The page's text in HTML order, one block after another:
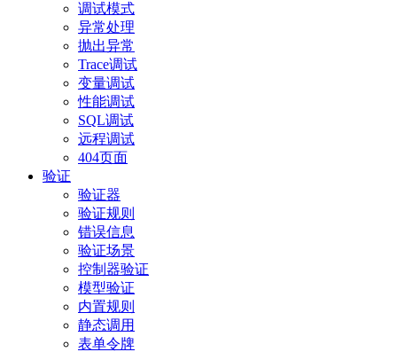
调试模式
异常处理
抛出异常
Trace调试
变量调试
性能调试
SQL调试
远程调试
404页面
验证
验证器
验证规则
错误信息
验证场景
控制器验证
模型验证
内置规则
静态调用
表单令牌